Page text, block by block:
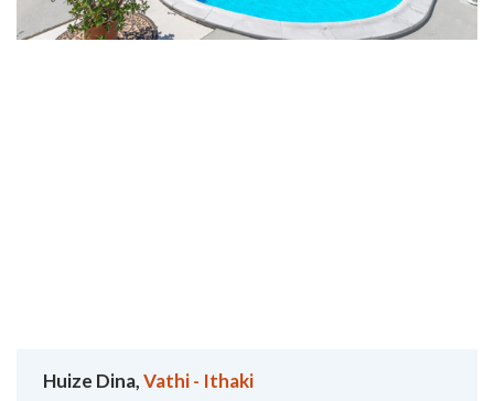
Huize Dina,Vathi - Ithaki